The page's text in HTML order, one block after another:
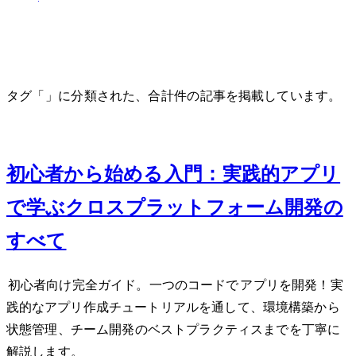
タグ「Dart」に分類された、合計 1 件の記事を掲載しています。
初心者から始めるFlutter 4.0入門：実践的TODOアプリ
で学ぶクロスプラットフォーム開発の
すべて
Flutter 4.0初心者向け完全ガイド。一つのコードでiOS/Androidアプリを開発！実
践的なTODOアプリ作成チュートリアルを通して、環境構築から
状態管理、チーム開発のベストプラクティスまでを丁寧に
解説します。